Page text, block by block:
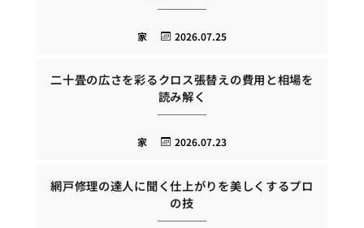
2026.07.25
家
二十畳の広さを彩るクロス張替えの費用と相場を
読み解く
2026.07.23
家
網戸修理の達人に聞く仕上がりを美しくするプロ
の技